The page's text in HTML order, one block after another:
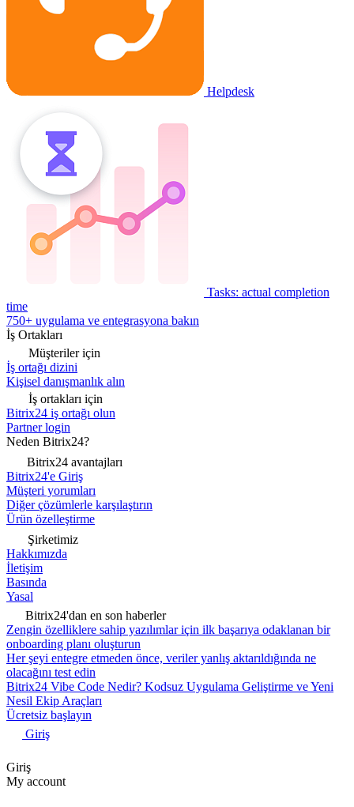
Helpdesk
Tasks: actual completion
time
750+ uygulama ve entegrasyona bakın
İş Ortakları
Müşteriler için
İş ortağı dizini
Kişisel danışmanlık alın
İş ortakları için
Bitrix24 iş ortağı olun
Partner login
Neden Bitrix24?
Bitrix24 avantajları
Bitrix24'e Giriş
Müşteri yorumları
Diğer çözümlerle karşılaştırın
Ürün özelleştirme
Şirketimiz
Hakkımızda
İletişim
Basında
Yasal
Bitrix24'dan en son haberler
Zengin özelliklere sahip yazılımlar için ilk başarıya odaklanan bir
onboarding planı oluşturun
Her şeyi entegre etmeden önce, veriler yanlış aktarıldığında ne
olacağını test edin
Bitrix24 Vibe Code Nedir? Kodsuz Uygulama Geliştirme ve Yeni
Nesil Ekip Araçları
Ücretsiz başlayın
Giriş
Giriş
My account